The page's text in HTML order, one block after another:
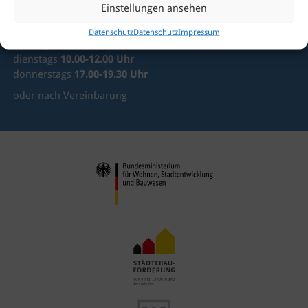
Einstellungen ansehen
DatenschutzDatenschutzImpressum
dienstags 10.00-12.00 Uhr
donnerstags 17.00-19.30 Uhr
oder nach Vereinbarung